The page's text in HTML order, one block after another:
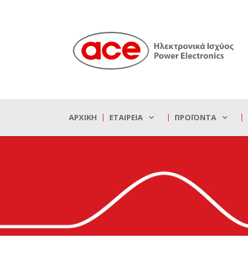
ΑΡΧΙΚΉ ΕΤΑΙΡΕΊΑ ΠΡΟΪΌΝΤΑ